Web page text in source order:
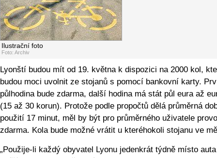
Ilustrační foto
Foto: Archiv
Lyonští budou mít od 19. května k dispozici na 2000 kol,
budou moci uvolnit ze stojanů s pomocí bankovní karty.
půlhodina bude zdarma, další hodina má stát půl eura až
(15 až 30 korun). Protože podle propočtů dělá průměrná
použití 17 minut, měl by být pro průměrného uživatele
zdarma. Kola bude možné vrátit u kteréhokoli stojanu ve
„Použije-li každý obyvatel Lyonu jedenkrát týdně místo